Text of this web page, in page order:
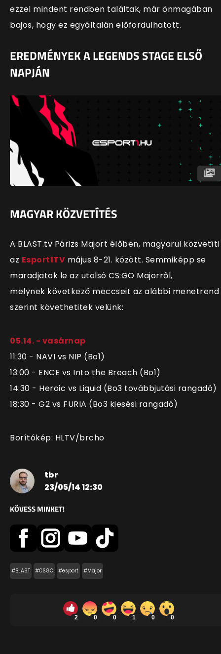
ezzel mindent rendben találtak, már önmagában
bajos, hogy ez egyáltalán előfordulhatott.
EREDMÉNYEK A LEGENDS STAGE ELSŐ
NAPJÁN
MAGYAR KÖZVETÍTÉS
A BLAST.tv Párizs Majort élőben, magyarul közvetíti
az Esport1TV május 8-21. között. Semmiképp se
maradjatok le az utolsó CS:GO Majorről,
melynek következő meccseit az alábbi menetrend
szerint követhetitek velünk:
05.14. - vasárnap
11:30 - NAVI vs NIP (Bo1)
13:00 - ENCE vs Into the Breach (Bo1)
14:30 - Heroic vs Liquid (Bo3 továbbjutási rangadó)
18:30 - G2 vs FURIA (Bo3 kiesési rangadó)
Borítókép: HLTV/brcho
tbr
23/05/14 12:30
KÖVESS MINKET!
#BLAST #CSGO #esport #Major
2 0 0 1 0 0